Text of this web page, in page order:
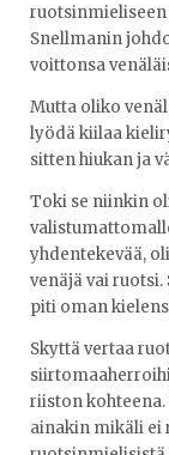
ruotsinmieliseen
Snellmanin
voittonsa
Mutta oliko
lyödä kiilaa
sitten hiukan ja
Toki se niinkin
yhdentekevää,
venäjä vai
piti oman
Skyttä vertaa
riiston
ainakin mikäli ei